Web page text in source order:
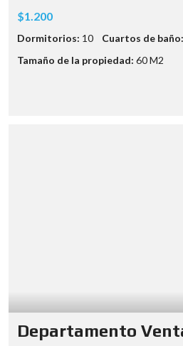
$1.200
Dormitorios: 10 Cuartos de baño:
Tamaño de la propiedad: 60 M2
Departamento